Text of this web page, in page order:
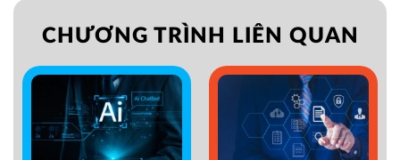
CHƯƠNG TRÌNH LIÊN QUAN